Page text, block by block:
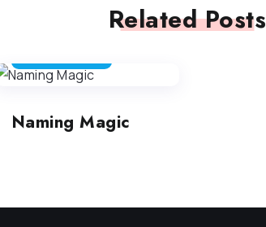
Related Posts
Naming Magic